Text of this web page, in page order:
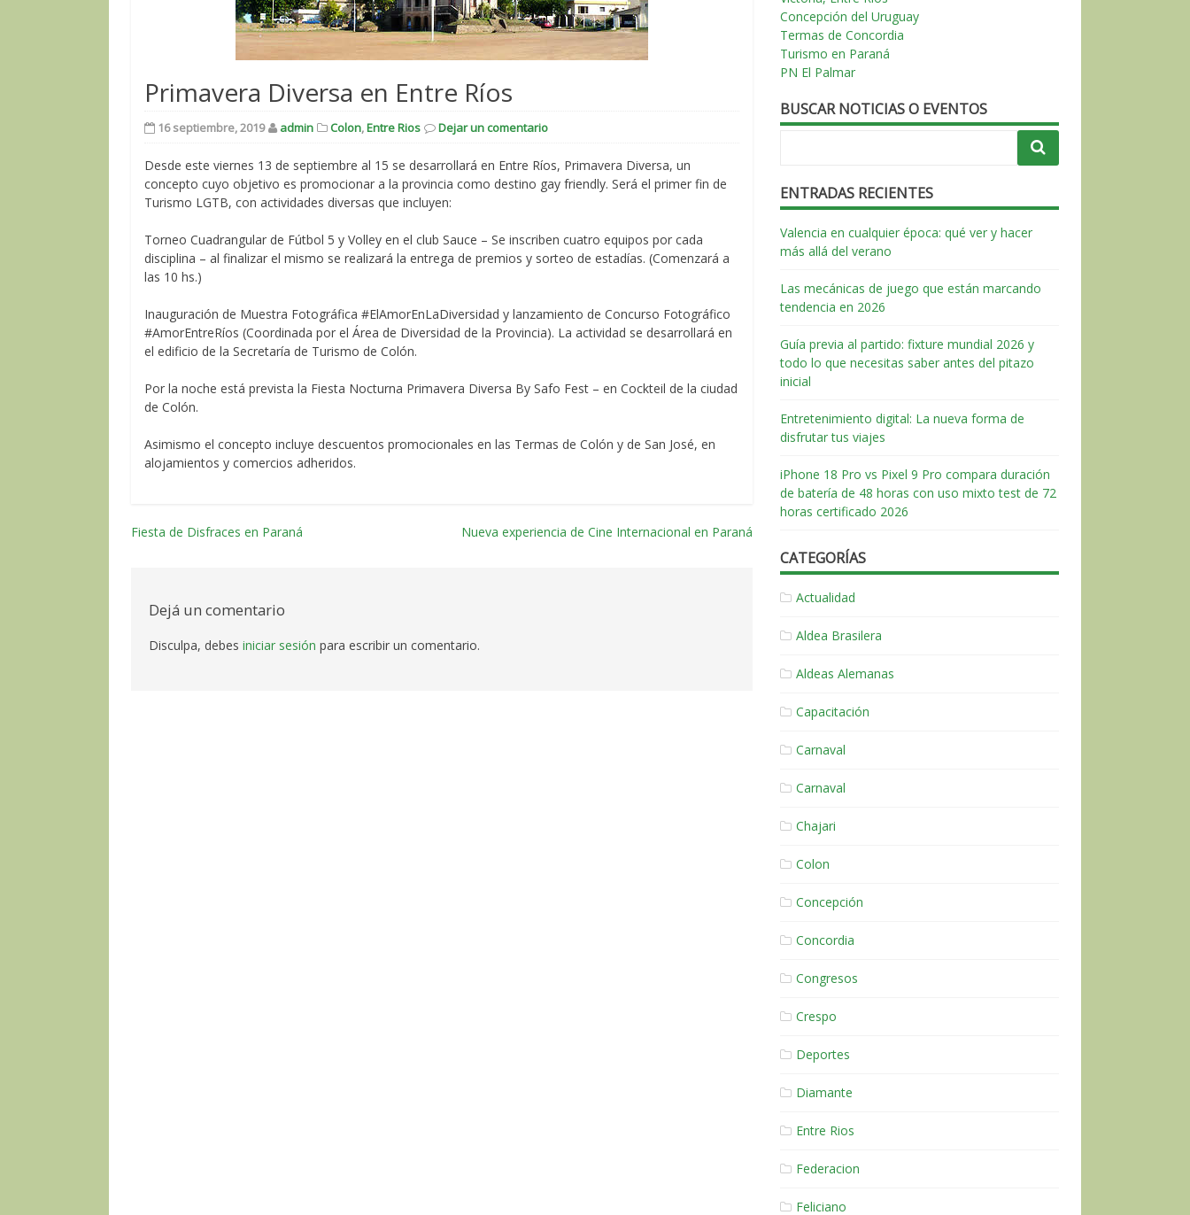
Primavera Diversa en Entre Ríos
16 septiembre, 2019 admin Colon,Entre Rios Dejar un comentario
Desde este viernes 13 de septiembre al 15 se desarrollará en Entre Ríos, Primavera Diversa, un
concepto cuyo objetivo es promocionar a la provincia como destino gay friendly. Será el primer fin de
Turismo LGTB, con actividades diversas que incluyen:
Torneo Cuadrangular de Fútbol 5 y Volley en el club Sauce – Se inscriben cuatro equipos por cada
disciplina – al finalizar el mismo se realizará la entrega de premios y sorteo de estadías. (Comenzará a
las 10 hs.)
Inauguración de Muestra Fotográfica #ElAmorEnLaDiversidad y lanzamiento de Concurso Fotográfico
#AmorEntreRíos (Coordinada por el Área de Diversidad de la Provincia). La actividad se desarrollará en
el edificio de la Secretaría de Turismo de Colón.
Por la noche está prevista la Fiesta Nocturna Primavera Diversa By Safo Fest – en Cockteil de la ciudad
de Colón.
Asimismo el concepto incluye descuentos promocionales en las Termas de Colón y de San José, en
alojamientos y comercios adheridos.
las
Fiesta de Disfraces en Paraná Nueva experiencia de Cine Internacional en Paraná
Dejá un comentario
Disculpa, debesiniciar sesión para escribir un comentario.
Concepción del Uruguay
Termas de Concordia
Turismo en Paraná
PN El Palmar
BUSCAR NOTICIAS O EVENTOS
ENTRADAS RECIENTES
Valencia en cualquier época: qué ver y hacer
más allá del verano
Las mecánicas de juego que están marcando
tendencia en 2026
Guía previa al partido: fixture mundial 2026 y
todo lo que necesitas saber antes del pitazo
inicial
Entretenimiento digital: La nueva forma de
disfrutar tus viajes
iPhone 18 Pro vs Pixel 9 Pro compara duración
de batería de 48 horas con uso mixto test de 72
horas certificado 2026
CATEGORÍAS
Actualidad
Aldea Brasilera
Aldeas Alemanas
Capacitación
Carnaval
Carnaval
Chajari
Colon
Concepción
Concordia
Congresos
Crespo
Deportes
Diamante
Entre Rios
Federacion
Feliciano